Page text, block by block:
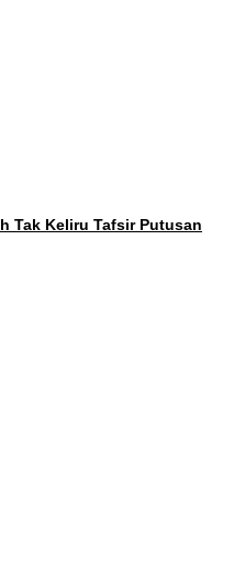
Tak Keliru Tafsir Putusan